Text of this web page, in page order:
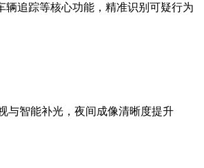
追踪等核心功能，精准识别可疑行为
与智能补光，夜间成像清晰度提升